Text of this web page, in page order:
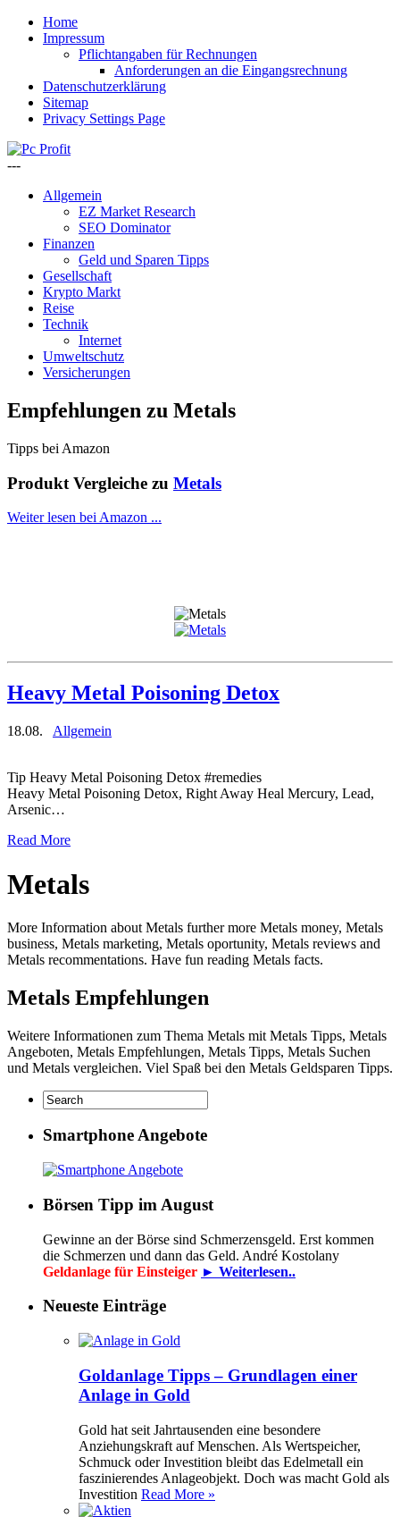
Home
Impressum
Pflichtangaben für Rechnungen
Anforderungen an die Eingangsrechnung
Datenschutzerklärung
Sitemap
Privacy Settings Page
---
Allgemein
EZ Market Research
SEO Dominator
Finanzen
Geld und Sparen Tipps
Gesellschaft
Krypto Markt
Reise
Technik
Internet
Umweltschutz
Versicherungen
Empfehlungen zu Metals
Tipps bei Amazon
Produkt Vergleiche zu Metals
Weiter lesen bei Amazon ...
Heavy Metal Poisoning Detox
18.08. Allgemein
Tip Heavy Metal Poisoning Detox #remedies
Heavy Metal Poisoning Detox, Right Away Heal Mercury, Lead,
Arsenic…
Read More
Metals
More Information about Metals further more Metals money, Metals
business, Metals marketing, Metals oportunity, Metals reviews and
Metals recommentations. Have fun reading Metals facts.
Metals Empfehlungen
Weitere Informationen zum Thema Metals mit Metals Tipps, Metals
Angeboten, Metals Empfehlungen, Metals Tipps, Metals Suchen
und Metals vergleichen. Viel Spaß bei den Metals Geldsparen Tipps.
Smartphone Angebote
Börsen Tipp im August
Gewinne an der Börse sind Schmerzensgeld. Erst kommen
die Schmerzen und dann das Geld. André Kostolany
Geldanlage für Einsteiger ► Weiterlesen..
Neueste Einträge
Goldanlage Tipps – Grundlagen einer
Anlage in Gold
Gold hat seit Jahrtausenden eine besondere
Anziehungskraft auf Menschen. Als Wertspeicher,
Schmuck oder Investition bleibt das Edelmetall ein
faszinierendes Anlageobjekt. Doch was macht Gold als
Investition Read More »